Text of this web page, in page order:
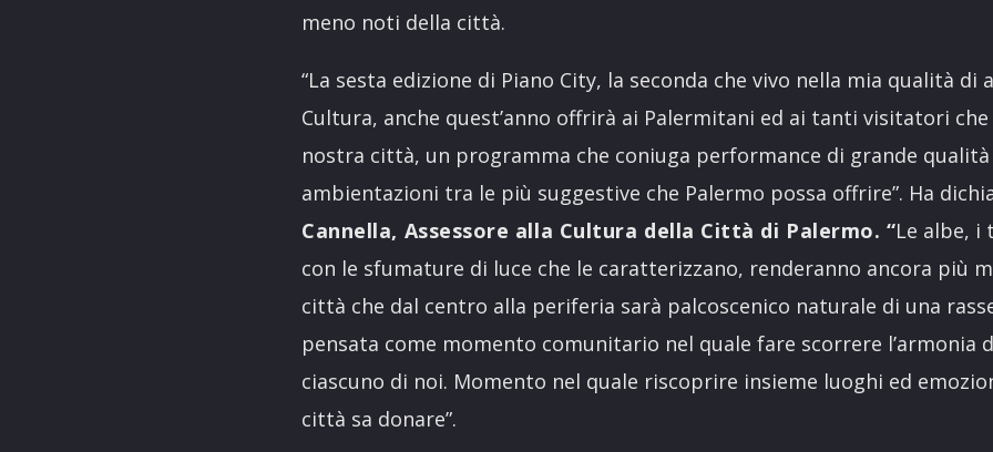
meno noti della città.
“La sesta edizione di Piano City, la seconda che vivo nella mia qualità di
Cultura, anche quest’anno offrirà ai Palermitani ed ai tanti visitatori
nostra città, un programma che coniuga performance di grande
ambientazioni tra le più suggestive che Palermo possa offrire”. Ha
Cannella, Assessore alla Cultura della Città di Palermo. “Le albe, i
con le sfumature di luce che le caratterizzano, renderanno ancora più
città che dal centro alla periferia sarà palcoscenico naturale di una
pensata come momento comunitario nel quale fare scorrere l’armonia
ciascuno di noi. Momento nel quale riscoprire insieme luoghi ed
città sa donare”.